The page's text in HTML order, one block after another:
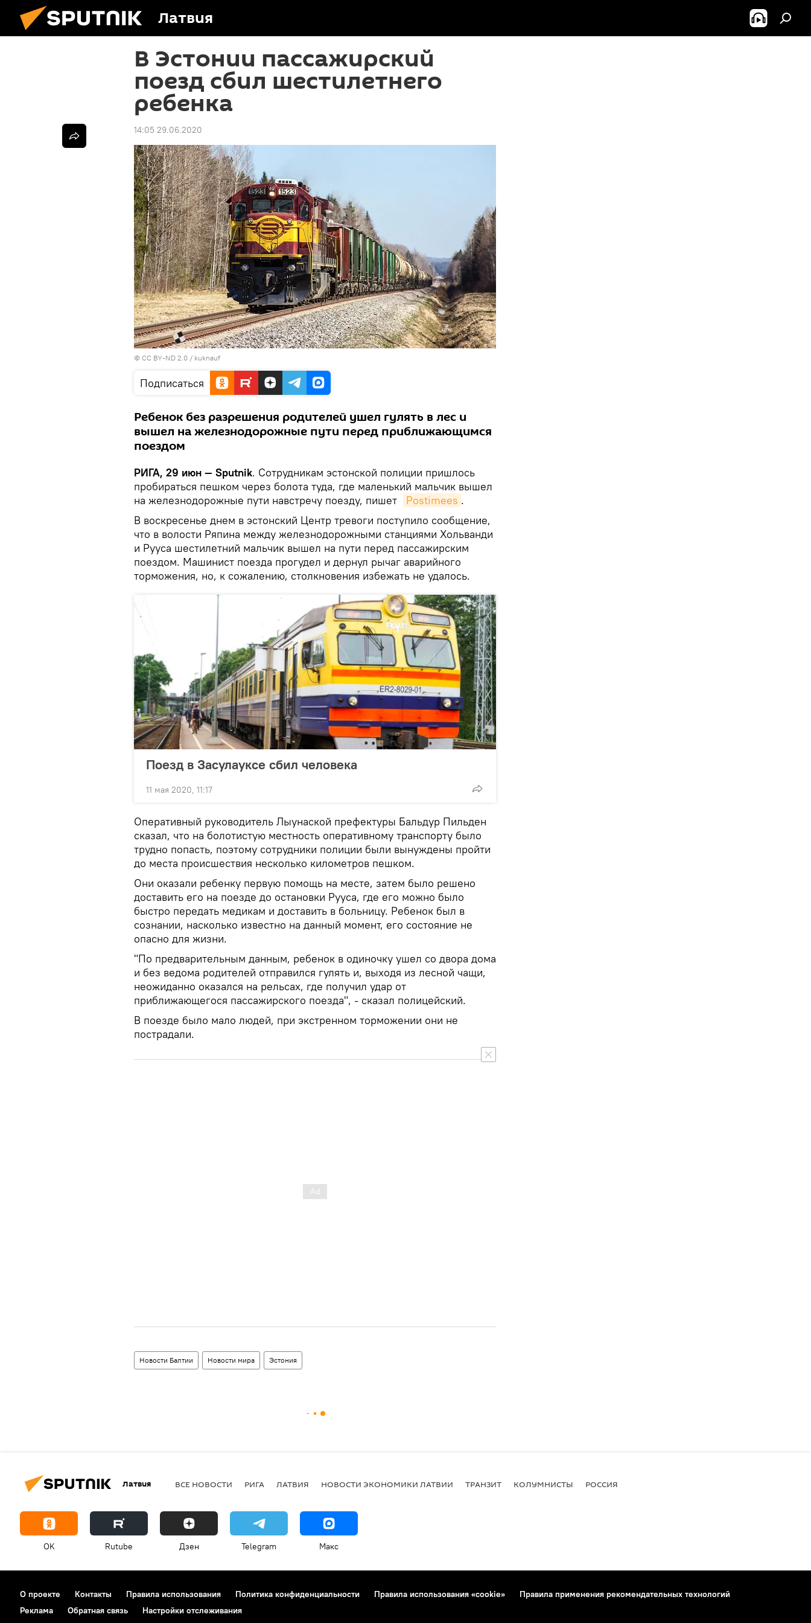
Латвия
В Эстонии пассажирский
поезд сбил шестилетнего
ребенка
14:05 29.06.2020
© CC BY-ND 2.0 / kuknauf
Подписаться
Ребенок без разрешения родителей ушел гулять в лес и
вышел на железнодорожные пути перед приближающимся
поездом
РИГА, 29 июн — Sputnik. Сотрудникам эстонской полиции пришлось
пробираться пешком через болота туда, где маленький мальчик вышел
на железнодорожные пути навстречу поезду, пишет
Postimees .
В воскресенье днем в эстонский Центр тревоги поступило сообщение,
что в волости Ряпина между железнодорожными станциями Хольванди
и Рууса шестилетний мальчик вышел на пути перед пассажирским
поездом. Машинист поезда прогудел и дернул рычаг аварийного
торможения, но, к сожалению, столкновения избежать не удалось.
Поезд в Засулауксе сбил человека
11 мая 2020, 11:17
Оперативный руководитель Лыунаской префектуры Бальдур Пильден
сказал, что на болотистую местность оперативному транспорту было
трудно попасть, поэтому сотрудники полиции были вынуждены пройти
до места происшествия несколько километров пешком.
Они оказали ребенку первую помощь на месте, затем было решено
доставить его на поезде до остановки Рууса, где его можно было
быстро передать медикам и доставить в больницу. Ребенок был в
сознании, насколько известно на данный момент, его состояние не
опасно для жизни.
"По предварительным данным, ребенок в одиночку ушел со двора дома
и без ведома родителей отправился гулять и, выходя из лесной чащи,
неожиданно оказался на рельсах, где получил удар от
приближающегося пассажирского поезда", - сказал полицейский.
В поезде было мало людей, при экстренном торможении они не
пострадали.
Новости Балтии Новости мира Эстония
Латвия ВСЕ НОВОСТИ РИГА ЛАТВИЯ НОВОСТИ ЭКОНОМИКИ ЛАТВИИ ТРАНЗИТ КОЛУМНИСТЫ РОССИЯ
OK Rutube Дзен Telegram Макс
О проекте Контакты Правила использования Политика конфиденциальности Правила использования «cookie»
Правила применения рекомендательных технологий
Реклама
Обратная связь Настройки отслеживания